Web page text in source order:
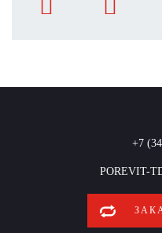
+7
POREVIT-